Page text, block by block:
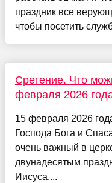
праздник все
чтобы посетить
Сретение. Что
февраля 2026
15 февраля 2026
Господа Бога и
очень важный в
двунадесятым
Иисуса,...